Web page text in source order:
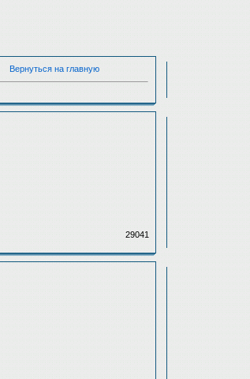
Вернуться на главную
29041